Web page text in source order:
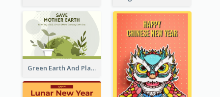
Green Earth And Plants Illustrations Greeting Card